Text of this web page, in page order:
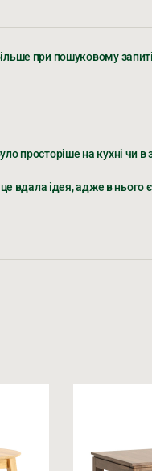
при пошуковому
просторіше на кухні чи в
вдала ідея, адже в нього